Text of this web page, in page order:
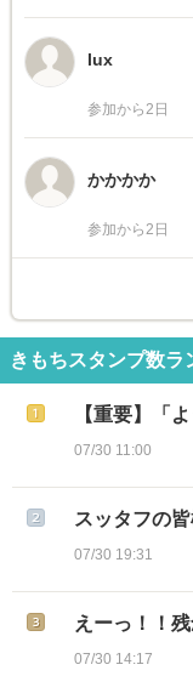
lux
参加から2日
かかかか
参加から2日
きもちスタンプ数ラ
【重要】「
07/30 11:00
スッタフの
07/30 19:31
えーっ！！残
07/30 14:17